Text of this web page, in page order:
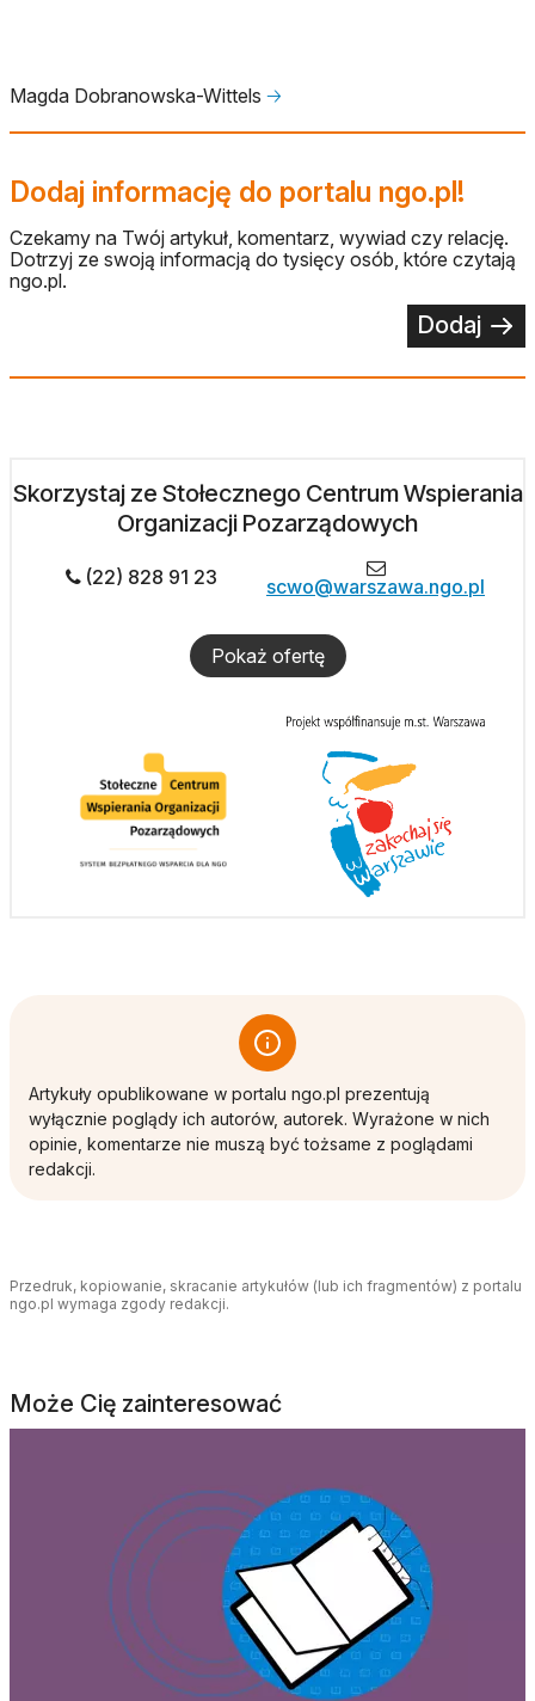
Magda Dobranowska-Wittels 🡢
Dodaj informację do portalu ngo.pl!
Czekamy na Twój artykuł, komentarz, wywiad czy relację.
Dotrzyj ze swoją informacją do tysięcy osób, które czytają
ngo.pl.
Dodaj
Skorzystaj ze Stołecznego Centrum Wspierania
Organizacji Pozarządowych
(22) 828 91 23 scwo@warszawa.ngo.pl
Pokaż ofertę
Artykuły opublikowane w portalu ngo.pl prezentują
wyłącznie poglądy ich autorów, autorek. Wyrażone w nich
opinie, komentarze nie muszą być tożsame z poglądami
redakcji.
Przedruk, kopiowanie, skracanie artykułów (lub ich fragmentów) z portalu
ngo.pl wymaga zgody redakcji.
Może Cię zainteresować